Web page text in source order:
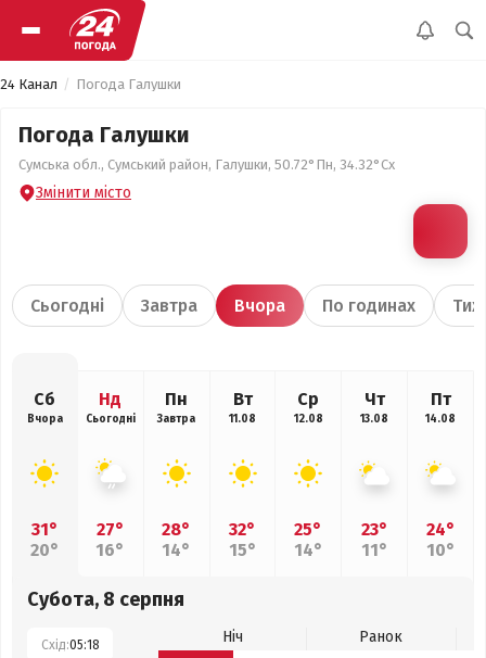
24 Канал Погода Галушки
Погода Галушки
Сумська обл., Сумський район, Галушки, 50.72°Пн, 34.32°Сх
Змінити місто
Сьогодні Завтра Вчора По годинах
Сб
Вчора
31°
20°
Нд
Сьогодні
27°
16°
Пн
Завтра
28°
14°
Вт
11.08
32°
15°
Ср
12.08
25°
14°
Чт
13.08
23°
11°
Пт
14.08
24°
10°
Субота, 8 серпня
Схід:05:18 Ніч
Ранок